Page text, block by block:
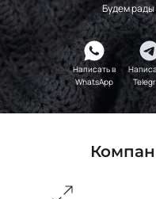
Будем рады
Написать в
WhatsApp